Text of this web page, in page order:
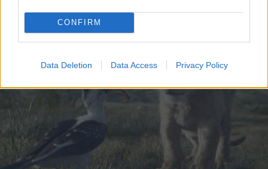
CONFIRM
Data Deletion Data Access Privacy Policy